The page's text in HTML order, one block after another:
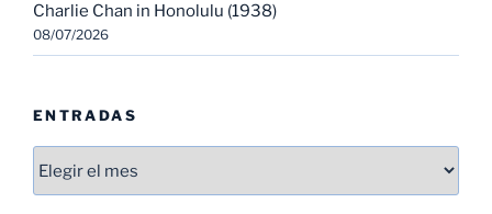
Charlie Chan in Honolulu (1938)
08/07/2026
ENTRADAS